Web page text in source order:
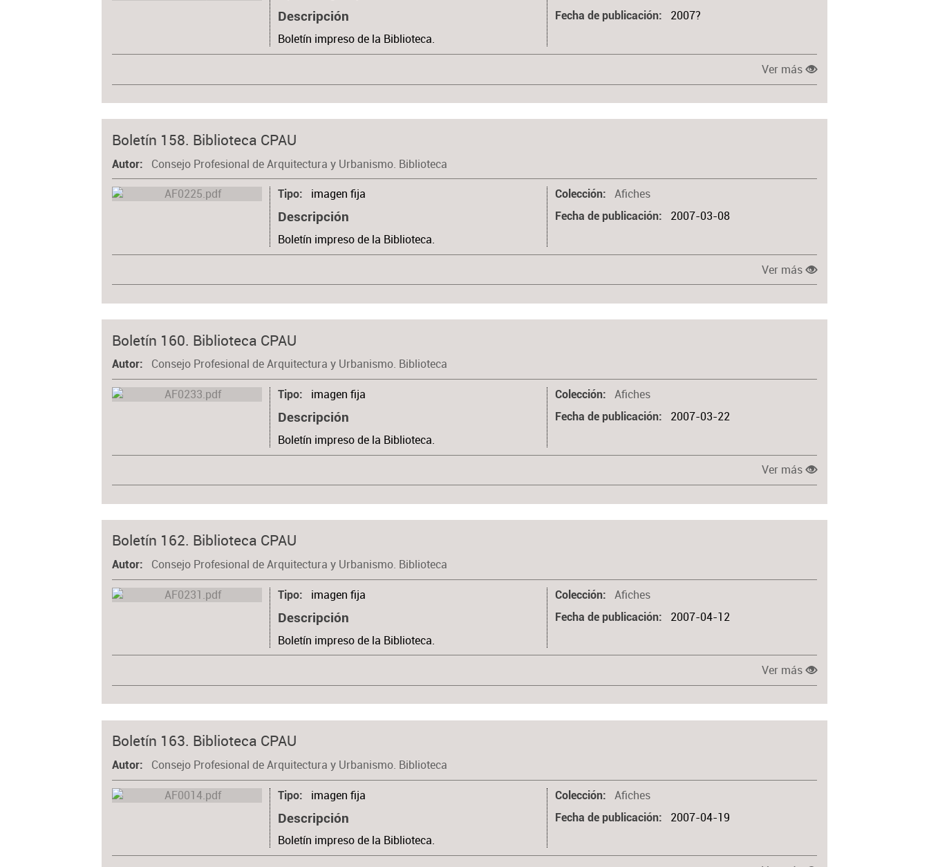
Descripción
Boletín impreso de la Biblioteca.
Fecha de publicación 2007?
Ver más
Boletín 158. Biblioteca CPAU
Autor Consejo Profesional de Arquitectura y Urbanismo. Biblioteca
Tipo imagen fija
Descripción
Boletín impreso de la Biblioteca.
Colección Afiches
Fecha de publicación 2007-03-08
Ver más
Boletín 160. Biblioteca CPAU
Autor Consejo Profesional de Arquitectura y Urbanismo. Biblioteca
Tipo imagen fija
Descripción
Boletín impreso de la Biblioteca.
Colección Afiches
Fecha de publicación 2007-03-22
Ver más
Boletín 162. Biblioteca CPAU
Autor Consejo Profesional de Arquitectura y Urbanismo. Biblioteca
Tipo imagen fija
Descripción
Boletín impreso de la Biblioteca.
Colección Afiches
Fecha de publicación 2007-04-12
Ver más
Boletín 163. Biblioteca CPAU
Autor Consejo Profesional de Arquitectura y Urbanismo. Biblioteca
Tipo imagen fija
Descripción
Boletín impreso de la Biblioteca.
Colección Afiches
Fecha de publicación 2007-04-19